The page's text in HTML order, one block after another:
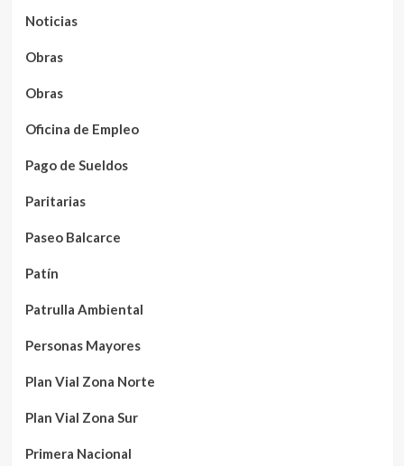
Noticias
Obras
Obras
Oficina de Empleo
Pago de Sueldos
Paritarias
Paseo Balcarce
Patín
Patrulla Ambiental
Personas Mayores
Plan Vial Zona Norte
Plan Vial Zona Sur
Primera Nacional